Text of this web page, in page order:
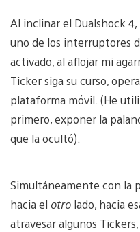
Al inclinar el Dualshock
uno de los interruptores
activado, al aflojar mi
Ticker siga su curso,
plataforma móvil. (He
primero, exponer la
que la ocultó).
Simultáneamente con la
hacia el otro lado, hacia
atravesar algunos